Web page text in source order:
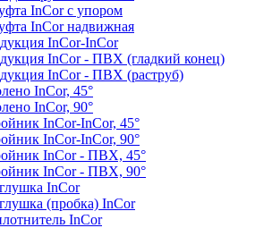
InCor с упором
InCor надвижная
InCor-InCor
InCor - ПВХ (гладкий конец)
InCor - ПВХ (раструб)
InCor, 45°
InCor, 90°
InCor-InCor, 45°
InCor-InCor, 90°
InCor - ПВХ, 45°
InCor - ПВХ, 90°
InCor
(пробка) InCor
InCor